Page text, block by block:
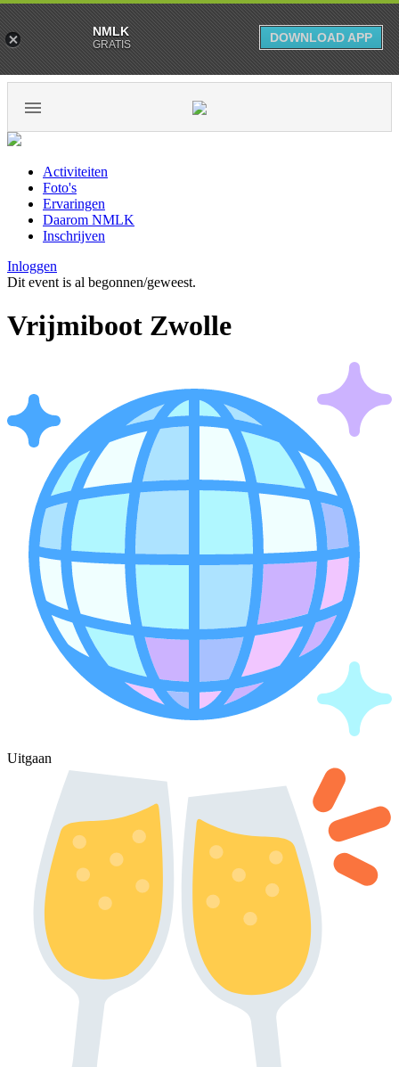
Activiteiten
Foto's
Ervaringen
Daarom NMLK
Inschrijven
Inloggen
Dit event is al begonnen/geweest.
Vrijmiboot Zwolle
Uitgaan
NMLK
GRATIS DOWNLOAD APP